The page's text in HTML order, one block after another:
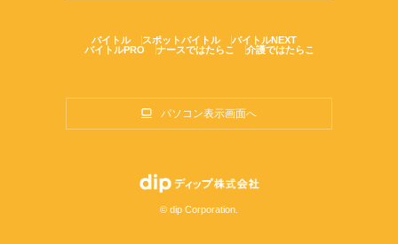
バイトル スポットバイトル
バイトルNEXT
バイトルPRO
ナースではたらこ 介護ではたらこ
パソコン表示画面へ
© dip Corporation.